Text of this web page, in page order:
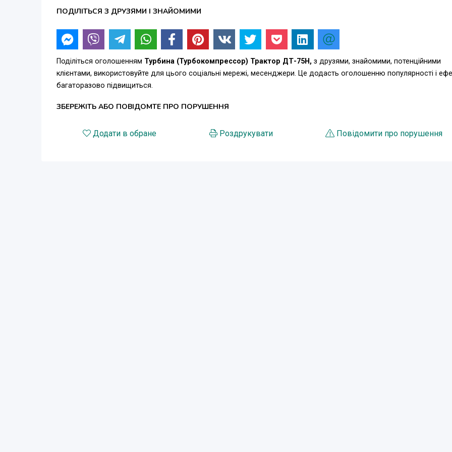
ПОДІЛІТЬСЯ З ДРУЗЯМИ І ЗНАЙОМИМИ
Поділіться оголошенням Турбина (Турбокомпрессор) Трактор ДТ-75Н, з друзями, знайомими, потенційними
клієнтами, використовуйте для цього соціальні мережі, месенджери. Це додасть оголошенню популярності і
багаторазово підвищиться.
ЗБЕРЕЖІТЬ АБО ПОВІДОМТЕ ПРО ПОРУШЕННЯ
Додати в обране Роздрукувати Повідомити про порушення